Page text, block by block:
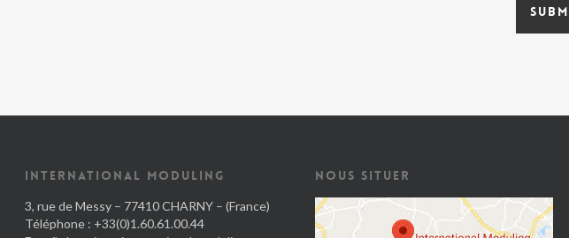
INTERNATIONAL MODULING
3, rue de Messy – 77410 CHARNY – (France)
Téléphone : +33(0)1.60.61.00.44
NOUS SITUER